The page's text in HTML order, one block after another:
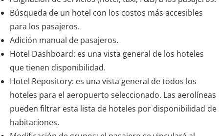
Búsqueda de un hotel con los costos más accesibles
para los pasajeros.
Adición manual de pasajeros.
Hotel Dashboard: es una vista general de los hoteles
que tienen disponibilidad.
Hotel Repository: es una vista general de todos los
hoteles para el aeropuerto seleccionado. Las aerolíneas
pueden filtrar esta lista de hoteles por disponibilidad de
habitaciones.